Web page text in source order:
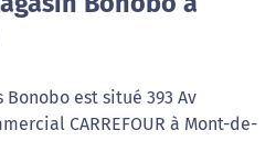
est situé 393 Av
CARREFOUR à Mont-de-